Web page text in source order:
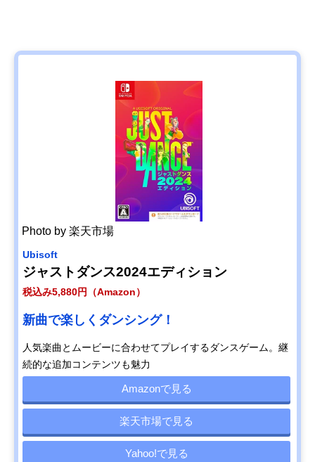
Photo by 楽天市場
Ubisoft
ジャストダンス2024エディション
税込み5,880円（Amazon）
新曲で楽しくダンシング！
人気楽曲とムービーに合わせてプレイするダンスゲーム。継
続的な追加コンテンツも魅力
Amazonで見る
楽天市場で見る
Yahoo!で見る